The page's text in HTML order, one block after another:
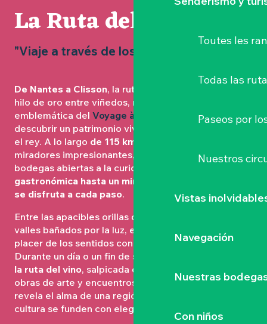
Toutes les
Todas las
Paseos por
Nuestros
Vistas
Navegación
Nuestras
Con niños
La Ruta del Vino
"Viaje a través de los viñedos
De Nantes a Clisson, la ruta se despliega como un
hilo de oro entre viñedos, ríos y laderas. Esta ruta
emblemática del Voyage à Nantes
le invita a
descubrir un patrimonio vivo donde el Muscadet# es
el rey. A lo largo de 115 km
miradores impresionantes, pueblos pintorescos y
bodegas abiertas a la curiosidad.
gastronómica hasta un mirador panorámico, el viaje
se disfruta a cada paso.
Entre las apacibles orillas del Sèvre Nantaise y los
valles bañados por la luz, esta escapada combina el
placer de los sentidos con la belleza del gesto.
Durante un día o un fin de semana, déjese guiar
la ruta del vino, salpicada de sabrosas experiencias,
obras de arte y encuentros auténticos. Cada parada
revela el alma de una región donde naturaleza y
cultura se funden con elegancia.